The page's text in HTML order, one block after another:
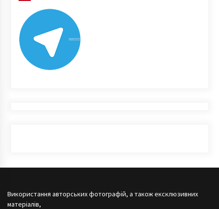
Використання авторських фотографій, а також ексклюзивних
матеріалів,